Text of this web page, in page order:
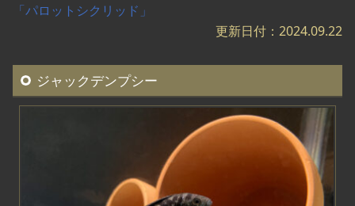
「パロットシクリッド」
更新日付：2024.09.22
ジャックデンプシー